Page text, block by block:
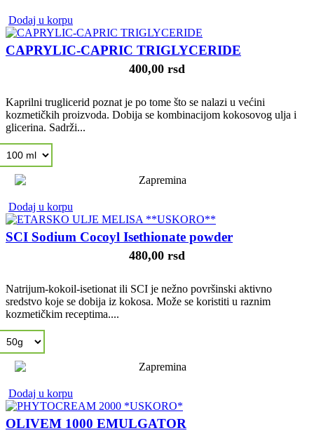
Dodaj u korpu
CAPRYLIC-CAPRIC TRIGLYCERIDE
400,00 rsd
Kaprilni truglicerid poznat je po tome što se nalazi u većini
kozmetičkih proizvoda. Dobija se kombinacijom kokosovog ulja i
glicerina. Sadrži...
Dodaj u korpu
SCI Sodium Cocoyl Isethionate powder
480,00 rsd
Natrijum-kokoil-isetionat ili SCI je nežno površinski aktivno
sredstvo koje se dobija iz kokosa. Može se koristiti u raznim
kozmetičkim receptima....
Dodaj u korpu
OLIVEM 1000 EMULGATOR